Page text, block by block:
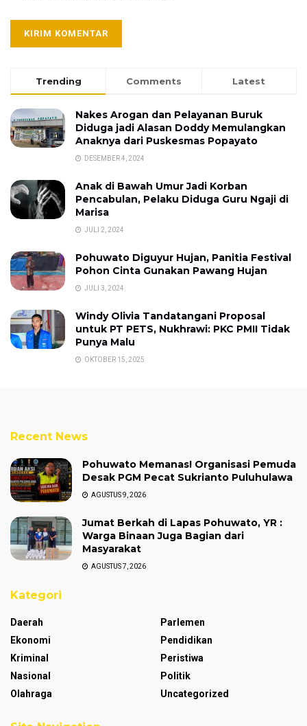
Trending Comments Latest
Nakes Arogan dan Pelayanan Buruk
Diduga jadi Alasan Doddy Memulangkan
Anaknya dari Puskesmas Popayato
DESEMBER 4, 2024
Anak di Bawah Umur Jadi Korban
Pencabulan, Pelaku Diduga Guru Ngaji di
Marisa
JULI 2, 2024
Pohuwato Diguyur Hujan, Panitia Festival
Pohon Cinta Gunakan Pawang Hujan
JULI 3, 2024
Windy Olivia Tandatangani Proposal
untuk PT PETS, Nukhrawi: PKC PMII Tidak
Punya Malu
OKTOBER 15, 2025
Recent News
Pohuwato Memanas! Organisasi Pemuda
Desak PGM Pecat Sukrianto Puluhulawa
AGUSTUS 9, 2026
Jumat Berkah di Lapas Pohuwato, YR :
Warga Binaan Juga Bagian dari
Masyarakat
AGUSTUS 7, 2026
Kategori
Daerah
Ekonomi
Kriminal
Nasional
Olahraga
Parlemen
Pendidikan
Peristiwa
Politik
Uncategorized